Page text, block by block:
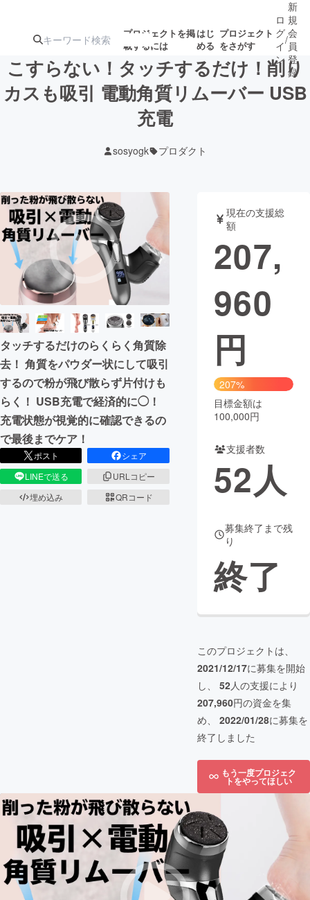
プロジェクトを掲
載するには
はじ
める
プロジェクト
をさがす
注目の新着プロ募集終了が近いプ
テクノロジー・ガジェット
映像・映画 書籍・雑誌
ビジネス・起業 チャレンジ
まちづくり・地域活性化
CAMPFIRE for Social Good
CAMPFIRE Creation
CAMPFIREふるさと納税
コミュニティ
ロ
グ
イ
ン
/
新
規
会
員
登
録
こすらない！タッチするだけ！削り
カスも吸引 電動角質リムーバー USB
充電
sosyogk プロダクト
タッチするだけのらくらく角質除
去！ 角質をパウダー状にして吸引
するので粉が飛び散らず片付けも
らく！ USB充電で経済的に◯！
充電状態が視覚的に確認できるの
で最後までケア！
ポスト
シェア
LINEで送る
URLコピー
埋め込み
QRコード
現在の支援総
額
207,
960
円
207%
目標金額は
100,000円
支援者数
52人
募集終了まで残
り
終了
このプロジェクトは、
2021/12/17に募集を開始
し、 52人の支援により
207,960円の資金を集
め、 2022/01/28に募集を
終了しました
もう一度プロジェク
トをやってほしい